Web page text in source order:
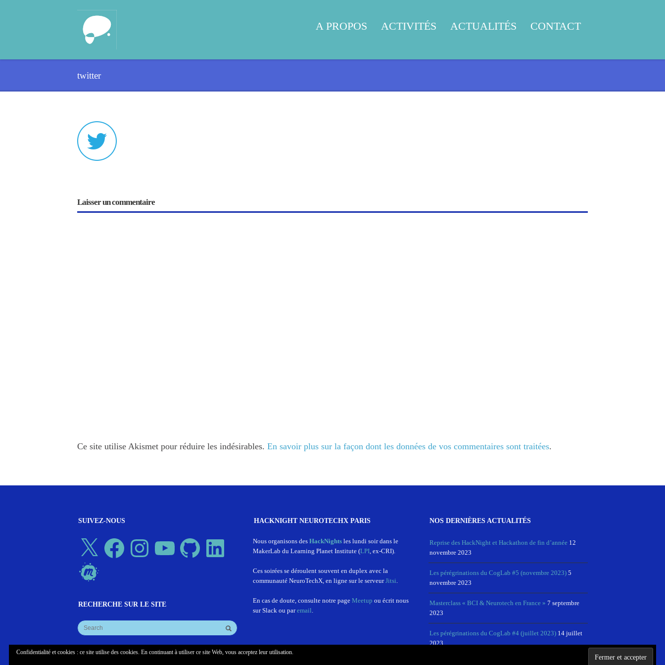
A PROPOS ACTIVITÉS ACTUALITÉS CONTACT
twitter
Laisser un commentaire
Ce site utilise Akismet pour réduire les indésirables. En savoir plus sur la façon dont les données de vos commentaires sont traitées.
SUIVEZ-NOUS
Facebook Instagram GitHub LinkedIn
Meetup
RECHERCHE SUR LE SITE
HACKNIGHT NEUROTECHX PARIS
Nous organisons des HackNightsles lundi soir dans le
MakerLab du Learning Planet Institute (LPI, ex-CRI).
Ces soirées se déroulent souvent en duplex avec la
communauté NeuroTechX, en ligne sur le serveurJitsi.
En cas de doute, consulte notre page Meetup ou écrit nous
sur Slack ou paremail.
NOS DERNIÈRES ACTUALITÉS
Reprise des HackNight et Hackathon de fin d’année 12
novembre 2023
Les pérégrinations du CogLab #5 (novembre 2023) 5
novembre 2023
Masterclass « BCI & Neurotech en France » 7 septembre
2023
Les pérégrinations du CogLab #4 (juillet 2023) 14 juillet
2023
Confidentialité et cookies : ce site utilise des cookies. En continuant à utiliser ce site Web, vous acceptez leur utilisation.